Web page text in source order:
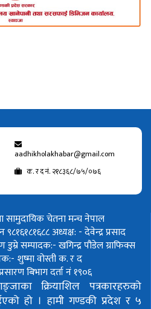
aadhikholakhabar@gmail.com
क. र द नं. २१८३६८/७५/०७६
सामुदायिक चेतना मन्च नेपाल
अध्यक्ष: - देवेन्द्र प्रसाद
डुम्रेसम्पादक:- खगिन्द्र पौडेलग्राफिक्स
शुष्मा वोस्तीक. र द
बिभाग दर्ता नं १९०६
क्रियाशिल पत्रकारहरुको
हो । हामी गण्डकी प्रदेश र ५